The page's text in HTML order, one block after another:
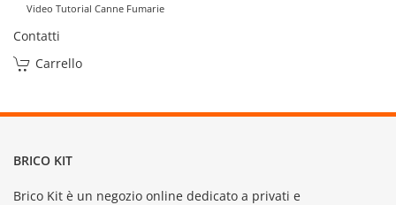
Video Tutorial Canne Fumarie
Contatti
Carrello
BRICO KIT
Brico Kit è un negozio online dedicato a privati e